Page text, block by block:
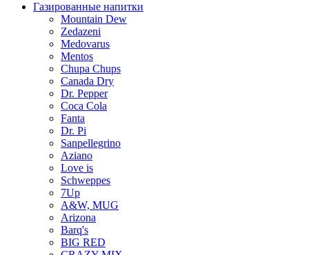
Газированные напитки
Mountain Dew
Zedazeni
Medovarus
Mentos
Chupa Chups
Canada Dry
Dr. Pepper
Coca Cola
Fanta
Dr. Pi
Sanpellegrino
Aziano
Love is
Schweppes
7Up
A&W, MUG
Arizona
Barq's
BIG RED